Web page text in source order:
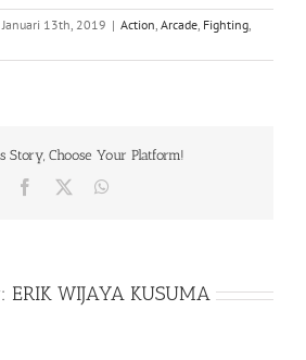
Januari 13th, 2019 | Action, Arcade, Fighting,
Story, Choose Your Platform!
Facebook
ERIK WIJAYA KUSUMA